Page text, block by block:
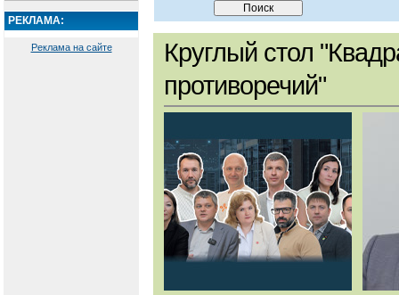
РЕКЛАМА:
Реклама на сайте
Круглый стол
противоречий"